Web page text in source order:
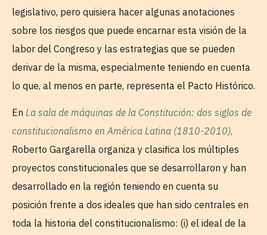
legislativo, pero quisiera hacer algunas anotaciones
sobre los riesgos que puede encarnar esta visión de la
labor del Congreso y las estrategias que se pueden
derivar de la misma, especialmente teniendo en cuenta
lo que, al menos en parte, representa el Pacto Histórico.
En La sala de máquinas de la Constitución: dos siglos de
constitucionalismo en América Latina (1810-2010),
Roberto Gargarella organiza y clasifica los múltiples
proyectos constitucionales que se desarrollaron y han
desarrollado en la región teniendo en cuenta su
posición frente a dos ideales que han sido centrales en
toda la historia del constitucionalismo: (i) el ideal de la